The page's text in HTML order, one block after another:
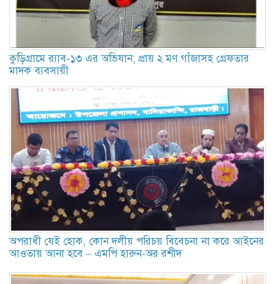
কুড়িগ্রামে র‍্যাব-১৩ এর অভিযান; প্রায় ২ মণ গাঁজাসহ গ্রেফতার
মাদক ব্যবসায়ী
অপরাধী যেই হোক, কোন দলীয় পরিচয় বিবেচনা না করে আইনের
আওতায় আনা হবে – এমপি হারুন-অর রশীদ